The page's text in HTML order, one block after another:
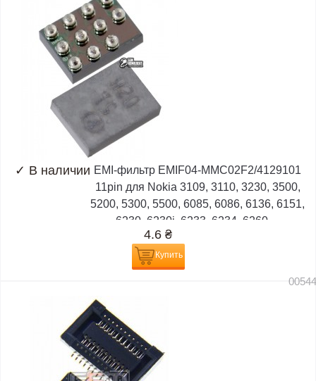
✓ В наличии EMI-фильтр EMIF04-MMC02F2/4129101
11pin для Nokia 3109, 3110, 3230, 3500,
5200, 5300, 5500, 6085, 6086, 6136, 6151,
6230, 6230i, 6233, 6234, 6260,...
4.6 ₴
Купить